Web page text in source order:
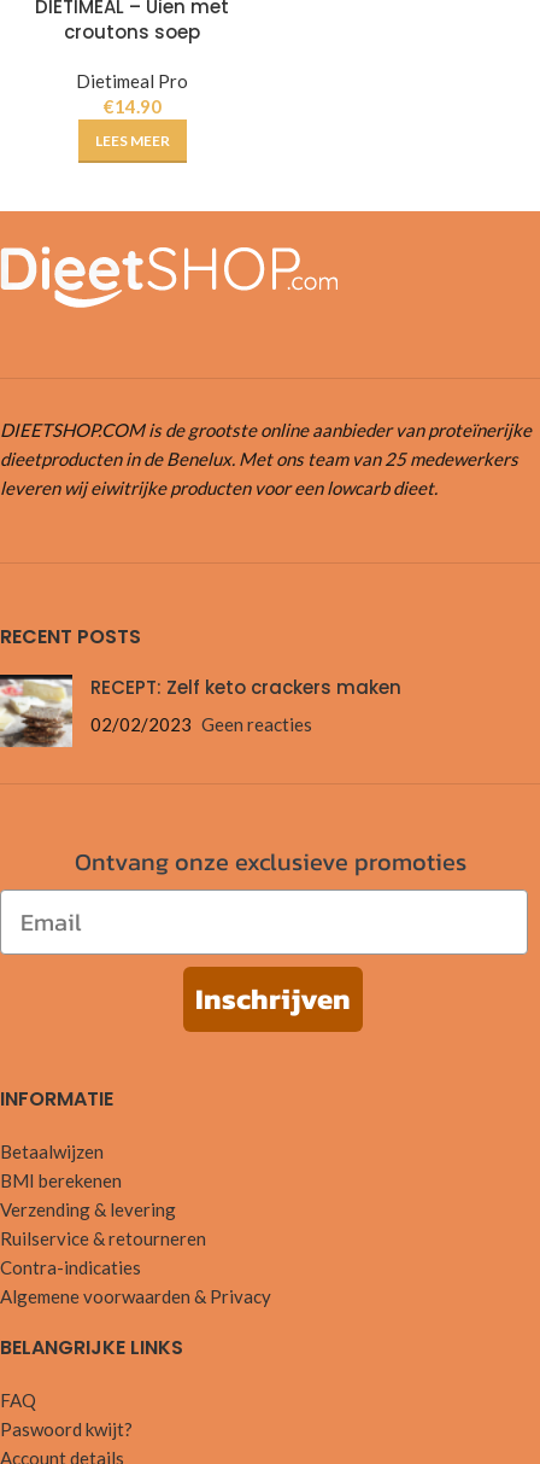
DIETIMEAL – Uien met
croutons soep
Dietimeal Pro
€14.90
LEES MEER
DIEETSHOP.COM is de grootste online aanbieder van proteïnerijke
dieetproducten in de Benelux. Met ons team van 25 medewerkers
leveren wij eiwitrijke producten voor een lowcarb dieet.
RECENT POSTS
RECEPT: Zelf keto crackers maken
02/02/2023 Geen reacties
Ontvang onze exclusieve promoties
Email
Inschrijven
INFORMATIE
Betaalwijzen
BMI berekenen
Verzending & levering
Ruilservice & retourneren
Contra-indicaties
Algemene voorwaarden & Privacy
BELANGRIJKE LINKS
FAQ
Paswoord kwijt?
Account details